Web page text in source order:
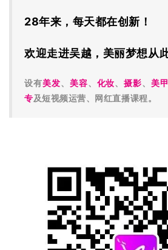
28年来，每天都在创新！
欢迎走进吴越， 美丽梦想从
设有美发、 美容、 化妆、摄影、美甲
专及短视频运营、网红直播课程。